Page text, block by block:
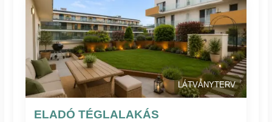
LÁTVÁNYTERV
ELADÓ TÉGLALAKÁS